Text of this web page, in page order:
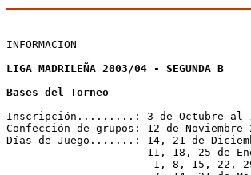
INFORMACION
LIGA MADRILEÑA 2003/04 - SEGUNDA B
Bases del Torneo
Inscripción.........: 3 de Octubre al 10
Confección de grupos: 12 de Noviembre
Días de Juego.......: 14, 21 de
11, 18, 25 de
1, 8, 15, 22,